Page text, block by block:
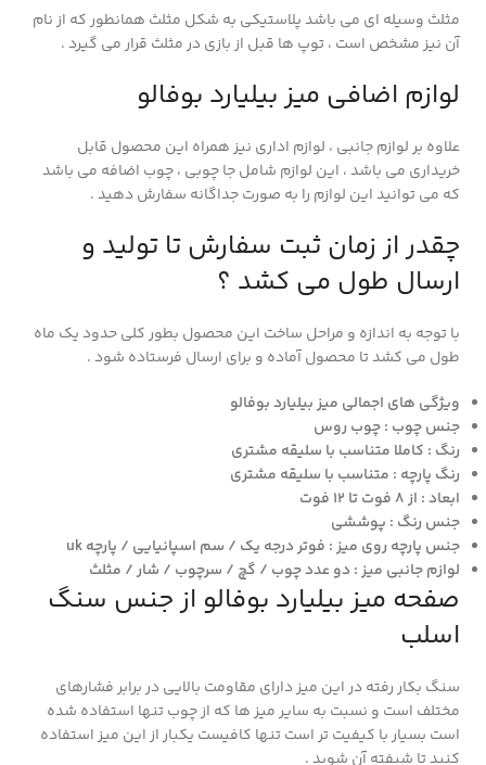
مثلث وسیله ای می باشد پلاستیکی به شکل مثلث همانطور که از نام
آن نیز مشخص است ، توپ ها قبل از بازی در مثلث قرار می گیرد .
لوازم اضافی میز بیلیارد بوفالو
علاوه بر لوازم جانبی ، لوازم اداری نیز همراه این محصول قابل
خریداری می باشد ، این لوازم شامل جا چوبی ، چوب اضافه می باشد
که می توانید این لوازم را به صورت جداگانه سفارش دهید .
چقدر از زمان ثبت سفارش تا تولید و
ارسال طول می کشد ؟
با توجه به اندازه و مراحل ساخت این محصول بطور کلی حدود یک ماه
طول می کشد تا محصول آماده و برای ارسال فرستاده شود .
ویژگی های اجمالی میز بیلیارد بوفالو
جنس چوب : چوب روس
رنگ : کاملا متناسب با سلیقه مشتری
رنگ پارچه : متناسب با سلیقه مشتری
ابعاد : از 8 فوت تا 12 فوت
جنس رنگ : پوششی
جنس پارچه روی میز : فوتر درجه یک / سم اسپانیایی / پارچه uk
لوازم جانبی میز : دو عدد چوب / گچ / سرچوب / شار / مثلث
صفحه میز بیلیارد بوفالو از جنس سنگ
اسلب
سنگ بکار رفته در این میز دارای مقاومت بالایی در برابر فشارهای
مختلف است و نسبت به سایر میز ها که از چوب تنها استفاده شده
است بسیار با کیفیت تر است تنها کافیست یکبار از این میز استفاده
کنید تا شیفته آن شوید .